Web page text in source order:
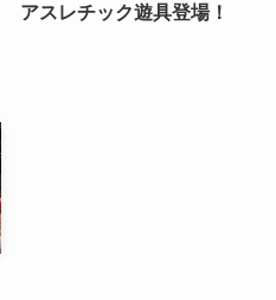
アスレチック遊具登場！